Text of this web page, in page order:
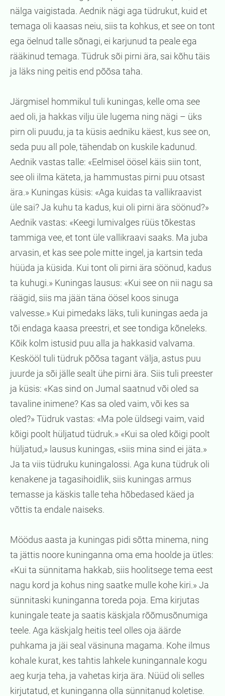
nälga vaigistada. Aednik nägi aga tüdrukut, kuid et
temaga oli kaasas neiu, siis ta kohkus, et see on tont
ega öelnud talle sõnagi, ei karjunud ta peale ega
rääkinud temaga. Tüdruk sõi pirni ära, sai kõhu täis
ja läks ning peitis end põõsa taha.
Järgmisel hommikul tuli kuningas, kelle oma see
aed oli, ja hakkas vilju üle lugema ning nägi – üks
pirn oli puudu, ja ta küsis aedniku käest, kus see on,
seda puu all pole, tähendab on kuskile kadunud.
Aednik vastas talle: «Eelmisel öösel käis siin tont,
see oli ilma käteta, ja hammustas pirni puu otsast
ära.» Kuningas küsis: «Aga kuidas ta vallikraavist
üle sai? Ja kuhu ta kadus, kui oli pirni ära söönud?»
Aednik vastas: «Keegi lumivalges rüüs tõkestas
tammiga vee, et tont üle vallikraavi saaks. Ma juba
arvasin, et kas see pole mitte ingel, ja kartsin teda
hüüda ja küsida. Kui tont oli pirni ära söönud, kadus
ta kuhugi.» Kuningas lausus: «Kui see on nii nagu sa
räägid, siis ma jään täna öösel koos sinuga
valvesse.» Kui pimedaks läks, tuli kuningas aeda ja
tõi endaga kaasa preestri, et see tondiga kõneleks.
Kõik kolm istusid puu alla ja hakkasid valvama.
Keskööl tuli tüdruk põõsa tagant välja, astus puu
juurde ja sõi jälle sealt ühe pirni ära. Siis tuli preester
ja küsis: «Kas sind on Jumal saatnud või oled sa
tavaline inimene? Kas sa oled vaim, või kes sa
oled?» Tüdruk vastas: «Ma pole üldsegi vaim, vaid
kõigi poolt hüljatud tüdruk.» «Kui sa oled kõigi poolt
hüljatud,» lausus kuningas, «siis mina sind ei jäta.»
Ja ta viis tüdruku kuningalossi. Aga kuna tüdruk oli
kenakene ja tagasihoidlik, siis kuningas armus
temasse ja käskis talle teha hõbedased käed ja
võttis ta endale naiseks.
Möödus aasta ja kuningas pidi sõtta minema, ning
ta jättis noore kuninganna oma ema hoolde ja ütles:
«Kui ta sünnitama hakkab, siis hoolitsege tema eest
nagu kord ja kohus ning saatke mulle kohe kiri.» Ja
sünnitaski kuninganna toreda poja. Ema kirjutas
kuningale teate ja saatis käskjala rõõmusõnumiga
teele. Aga käskjalg heitis teel olles oja äärde
puhkama ja jäi seal väsinuna magama. Kohe ilmus
kohale kurat, kes tahtis lahkele kuningannale kogu
aeg kurja teha, ja vahetas kirja ära. Nüüd oli selles
kirjutatud, et kuninganna olla sünnitanud koletise.